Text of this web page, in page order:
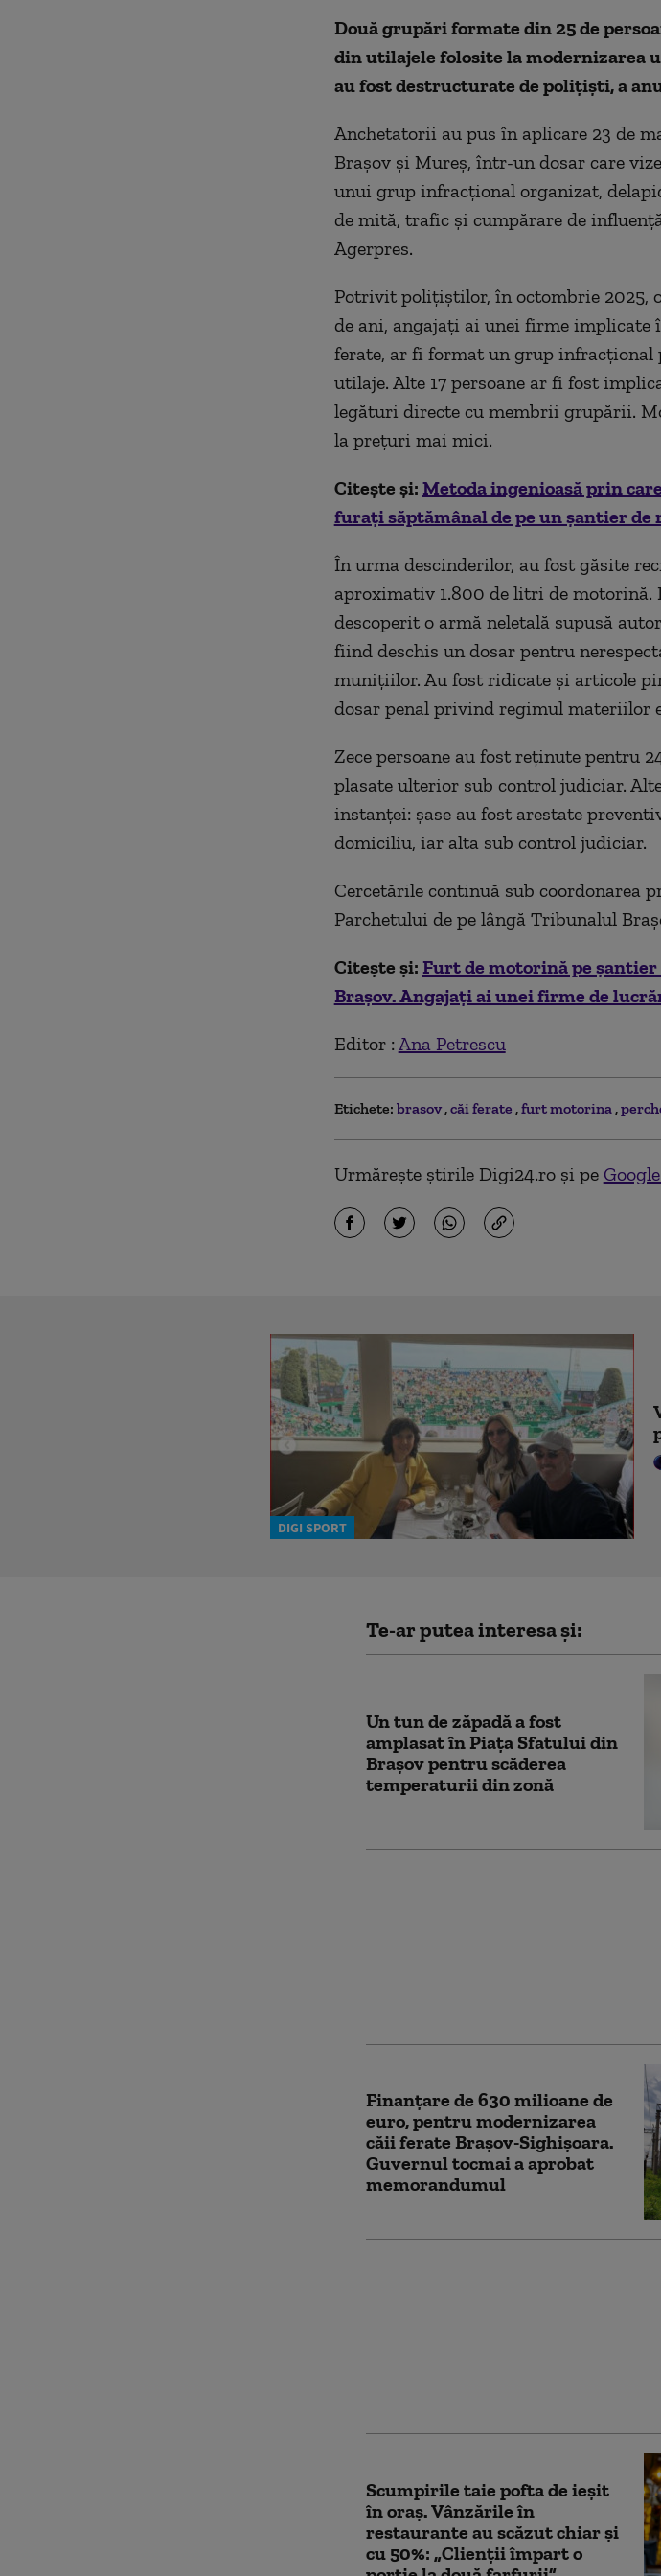
Două grupări formate din 25 de
din utilajele folosite la modernizarea
au fost destructurate de polițiști, a
Anchetatorii au pus în aplicare 23 de
Brașov și Mureș, într-un dosar care
unui grup infracțional organizat,
de mită, trafic și cumpărare de
Agerpres.
Potrivit polițiștilor, în octombrie 2025,
de ani, angajați ai unei firme implicate
ferate, ar fi format un grup
utilaje. Alte 17 persoane ar fi fost
legături directe cu membrii grupării.
la prețuri mai mici.
Citește și: Metoda ingenioasă prin
furați săptămânal de pe un șantier de
În urma descinderilor, au fost găsite
aproximativ 1.800 de litri de motorină.
descoperit o armă neletală supusă
fiind deschis un dosar pentru
munițiilor. Au fost ridicate și articole
dosar penal privind regimul materiilor
Zece persoane au fost reținute pentru
plasate ulterior sub control judiciar.
instanței: șase au fost arestate
domiciliu, iar alta sub control judiciar.
Cercetările continuă sub coordonarea
Parchetului de pe lângă Tribunalul
Citește și: Furt de motorină pe
Brașov. Angajaţi ai unei firme de
Editor : Ana Petrescu
Etichete: brasov căi ferate furt motorina
Urmărește știrile Digi24.ro și pe
DIGI SPORT
Te-ar putea interesa și:
Un tun de zăpadă a fost
amplasat în Piaţa Sfatului din
Braşov pentru scăderea
temperaturii din zonă
Finanțare de 630 milioane de
euro, pentru modernizarea
căii ferate Braşov-Sighişoara.
Guvernul tocmai a aprobat
memorandumul
Scumpirile taie pofta de ieșit
în oraș. Vânzările în
restaurante au scăzut chiar și
cu 50%: „Clienții împart o